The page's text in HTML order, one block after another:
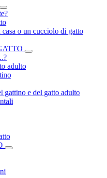
o un cucciolo di gatto
adulto
gattino e del gatto adulto